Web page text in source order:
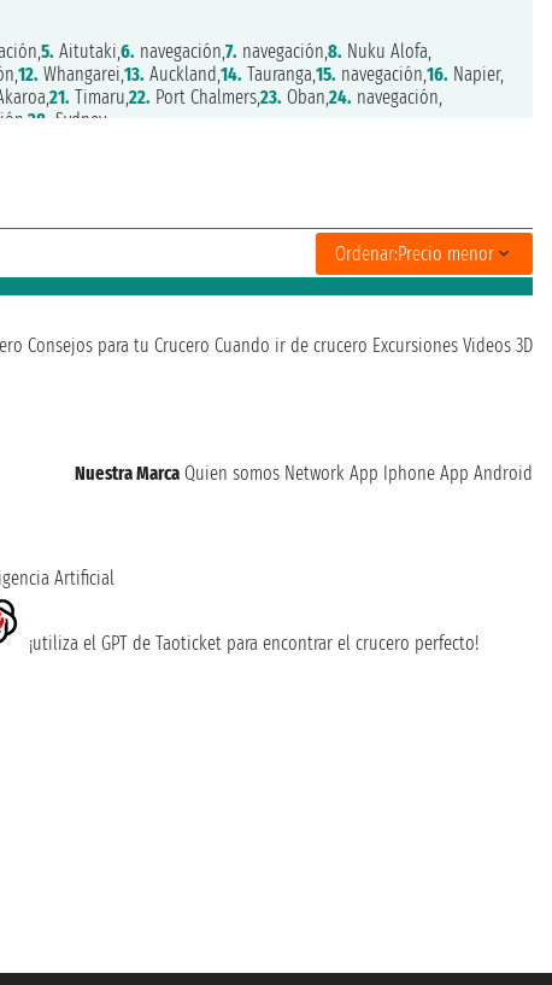
5. Aitutaki,6. navegación,7. navegación,8. Nuku Alofa,
12. Whangarei,13. Auckland,14. Tauranga,15. navegación,16. Napier,
21. Timaru,22. Port Chalmers,23. Oban,24. navegación,
28. Sydney
Ordenar:Precio menor
Consejos para tu Crucero Cuando ir de crucero Excursiones Videos 3D
Nuestra Marca Quien somos Network App Iphone App Android
Artificial
¡utiliza el GPT de Taoticket para encontrar el crucero perfecto!